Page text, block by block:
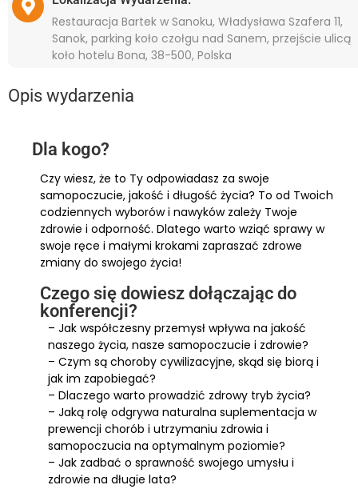
Restauracja Bartek w Sanoku, Władysława Szafera 11,
Sanok, parking koło czołgu nad Sanem, przejście ulicą
koło hotelu Bona, 38-500, Polska
Opis wydarzenia
Dla kogo?
Czy wiesz, że to Ty odpowiadasz za swoje
samopoczucie, jakość i długość życia? To od Twoich
codziennych wyborów i nawyków zależy Twoje
zdrowie i odporność. Dlatego warto wziąć sprawy w
swoje ręce i małymi krokami zapraszać zdrowe
zmiany do swojego życia!
Czego się dowiesz dołączając do
konferencji?
– Jak współczesny przemysł wpływa na jakość
naszego życia, nasze samopoczucie i zdrowie?
– Czym są choroby cywilizacyjne, skąd się biorą i
jak im zapobiegać?
– Dlaczego warto prowadzić zdrowy tryb życia?
– Jaką rolę odgrywa naturalna suplementacja w
prewencji chorób i utrzymaniu zdrowia i
samopoczucia na optymalnym poziomie?
– Jak zadbać o sprawność swojego umysłu i
zdrowie na długie lata?